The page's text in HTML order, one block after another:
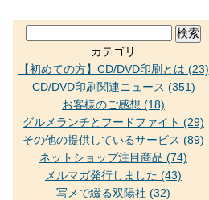
カテゴリ
【初めての方】CD/DVD印刷とは (23)
CD/DVD印刷関連ニュース (351)
お客様のご感想 (18)
グルメランチとフードファイト (29)
その他の提供しているサービス (89)
ネットショップ注目商品 (74)
メルマガ発行しました (43)
写メで綴る双陽社 (32)